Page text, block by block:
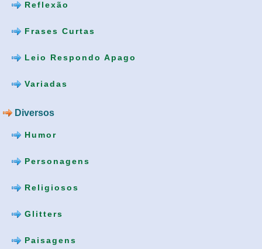
Reflexão
Frases Curtas
Leio Respondo Apago
Variadas
Diversos
Humor
Personagens
Religiosos
Glitters
Paisagens